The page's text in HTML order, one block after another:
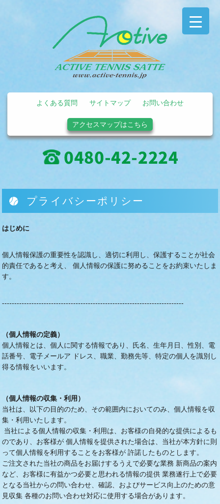
よくある質問 サイトマップ お問い合わせ
アクセスマップはこちら
プライバシーポリシー
はじめに
個人情報保護の重要性を認識し、適切に利用し、保護することが社会
的責任であると考え、 個人情報の保護に努めることをお約束いたしま
す。
--------------------------------------------------------------------------
（個人情報の定義）
個人情報とは、個人に関する情報であり、氏名、生年月日、性別、電
話番号、電子メールア ドレス、職業、勤務先等、特定の個人を識別し
得る情報をいいます。
（個人情報の収集・利用）
当社は、以下の目的のため、その範囲内においてのみ、個人情報を収
集・利用いたします。
当社による個人情報の収集・利用は、お客様の自発的な提供によるも
のであり、お客様が 個人情報を提供された場合は、当社が本方針に則
って個人情報を利用することをお客様が 許諾したものとします。
ご注文された当社の商品をお届けするうえで必要な業務 新商品の案内
など、お客様に有益かつ必要と思われる情報の提供 業務遂行上で必要
となる当社からの問い合わせ、確認、およびサービス向上のための意
見収集 各種のお問い合わせ対応に使用する場合があります。